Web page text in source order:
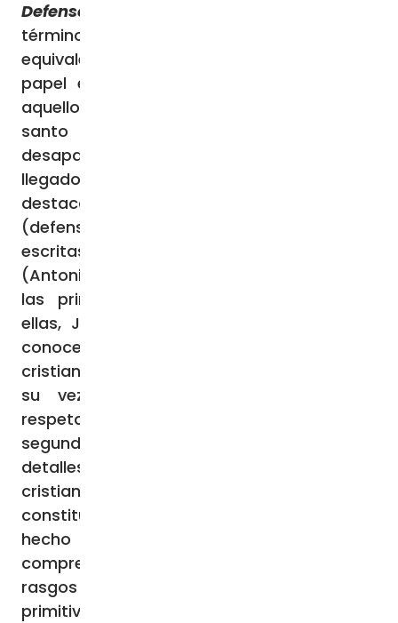
Defensor de la fe y la praxis cristianas
término “apologista” o “apologeta”
equivale a “defensor”; y fue justamente ese
papel el que San Justino asumió contra
aquellos que rechazaban al cristianismo. El
santo escribió varios textos, la mayoría
desaparecidos, pero hay algunos que han
llegado hasta nuestros días. Entre estos
destacan las famosas “Apologías”
(defensa del cristianismo en dos partes),
escritas para el emperador Tito Aurelio
(Antonino Pío), los miembros del Senado y
las principales autoridades romanas. En
ellas, Justino tiene la intención de dar a
conocer las razones por las que los
cristianos no deberían ser perseguidos y a
su vez sus costumbres deberían ser
respetadas. Tanto la primera como la
segunda apología ofrecen, además,
detalles sobre la vida y costumbres de los
cristianos antes del año 200, por lo que
constituyen una fuente invalorable que ha
hecho posible que hoy podamos
comprender y apreciar muchos de los
rasgos característicos de la Iglesia
primitiva. Las Apologías gozaron de gran